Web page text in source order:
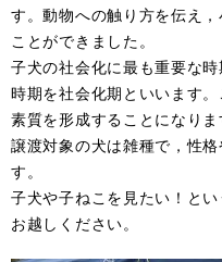
す。動物への触り方を伝え
ことができました。
子犬の社会化に最も重要な
時期を社会化期といいます
素質を形成することになりま
譲渡対象の犬は雑種で，性
す。
子犬や子ねこを見たい！と
お越しください。